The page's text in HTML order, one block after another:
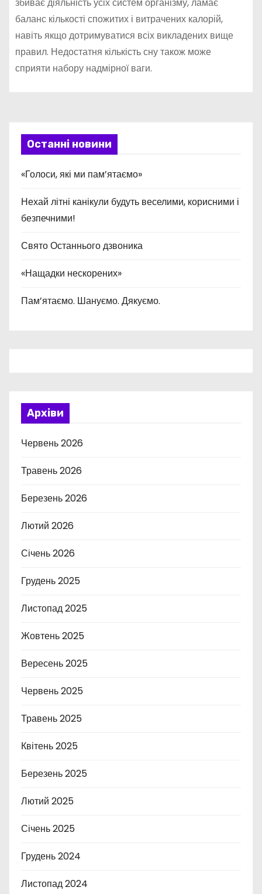
збиває діяльність усіх систем організму, ламає
баланс кількості спожитих і витрачених калорій,
навіть якщо дотримуватися всіх викладених вище
правил. Недостатня кількість сну також може
сприяти набору надмірної ваги.
Останні новини
«Голоси, які ми пам’ятаємо»
Нехай літні канікули будуть веселими, корисними і
безпечними!
Свято Останнього дзвоника
«Нащадки нескорених»
Пам’ятаємо. Шануємо. Дякуємо.
Архіви
Червень 2026
Травень 2026
Березень 2026
Лютий 2026
Січень 2026
Грудень 2025
Листопад 2025
Жовтень 2025
Вересень 2025
Червень 2025
Травень 2025
Квітень 2025
Березень 2025
Лютий 2025
Січень 2025
Грудень 2024
Листопад 2024